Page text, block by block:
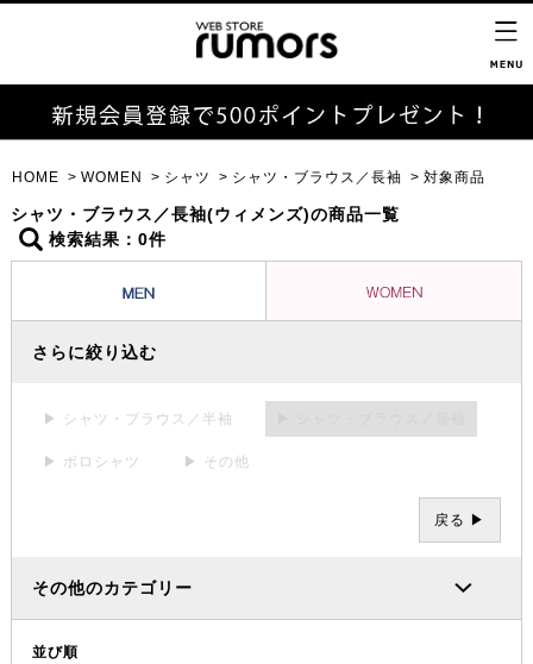
HOME WOMEN シャツ シャツ・ブラウス／長袖 対象商品
シャツ・ブラウス／長袖(ウィメンズ)の商品一覧
検索結果：0件
さらに絞り込む
▶ シャツ・ブラウス／半袖
▶ ポロシャツ ▶ その他
戻る ▶
その他のカテゴリー
並び順